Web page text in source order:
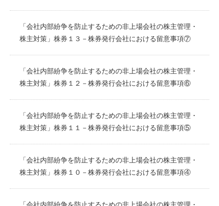
「会社内部紛争を防止するための非上場会社の株主管理・
株主対策」株券１３－株券発行会社における留意事項⑦
「会社内部紛争を防止するための非上場会社の株主管理・
株主対策」株券１２－株券発行会社における留意事項⑥
「会社内部紛争を防止するための非上場会社の株主管理・
株主対策」株券１１－株券発行会社における留意事項⑤
「会社内部紛争を防止するための非上場会社の株主管理・
株主対策」株券１０－株券発行会社における留意事項④